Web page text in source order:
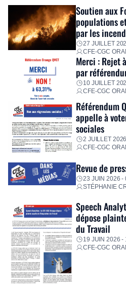
Fidèle à sa mission d’utilité
immédiatement ses équipes afin
personnalisé, des aides
premières dépenses, […]
Soutien aux
populations
par les
27 JUILLET
CFE-CGC
Merci : Rejet
par
10 JUILLET
CFE-CGC
Référendum
appelle à
sociales
2 JUILLET
CFE-CGC
Revue de
23 JUIN 2026 -
STÉPHANIE
Speech
dépose
du Travail
19 JUIN 2026 -
CFE-CGC